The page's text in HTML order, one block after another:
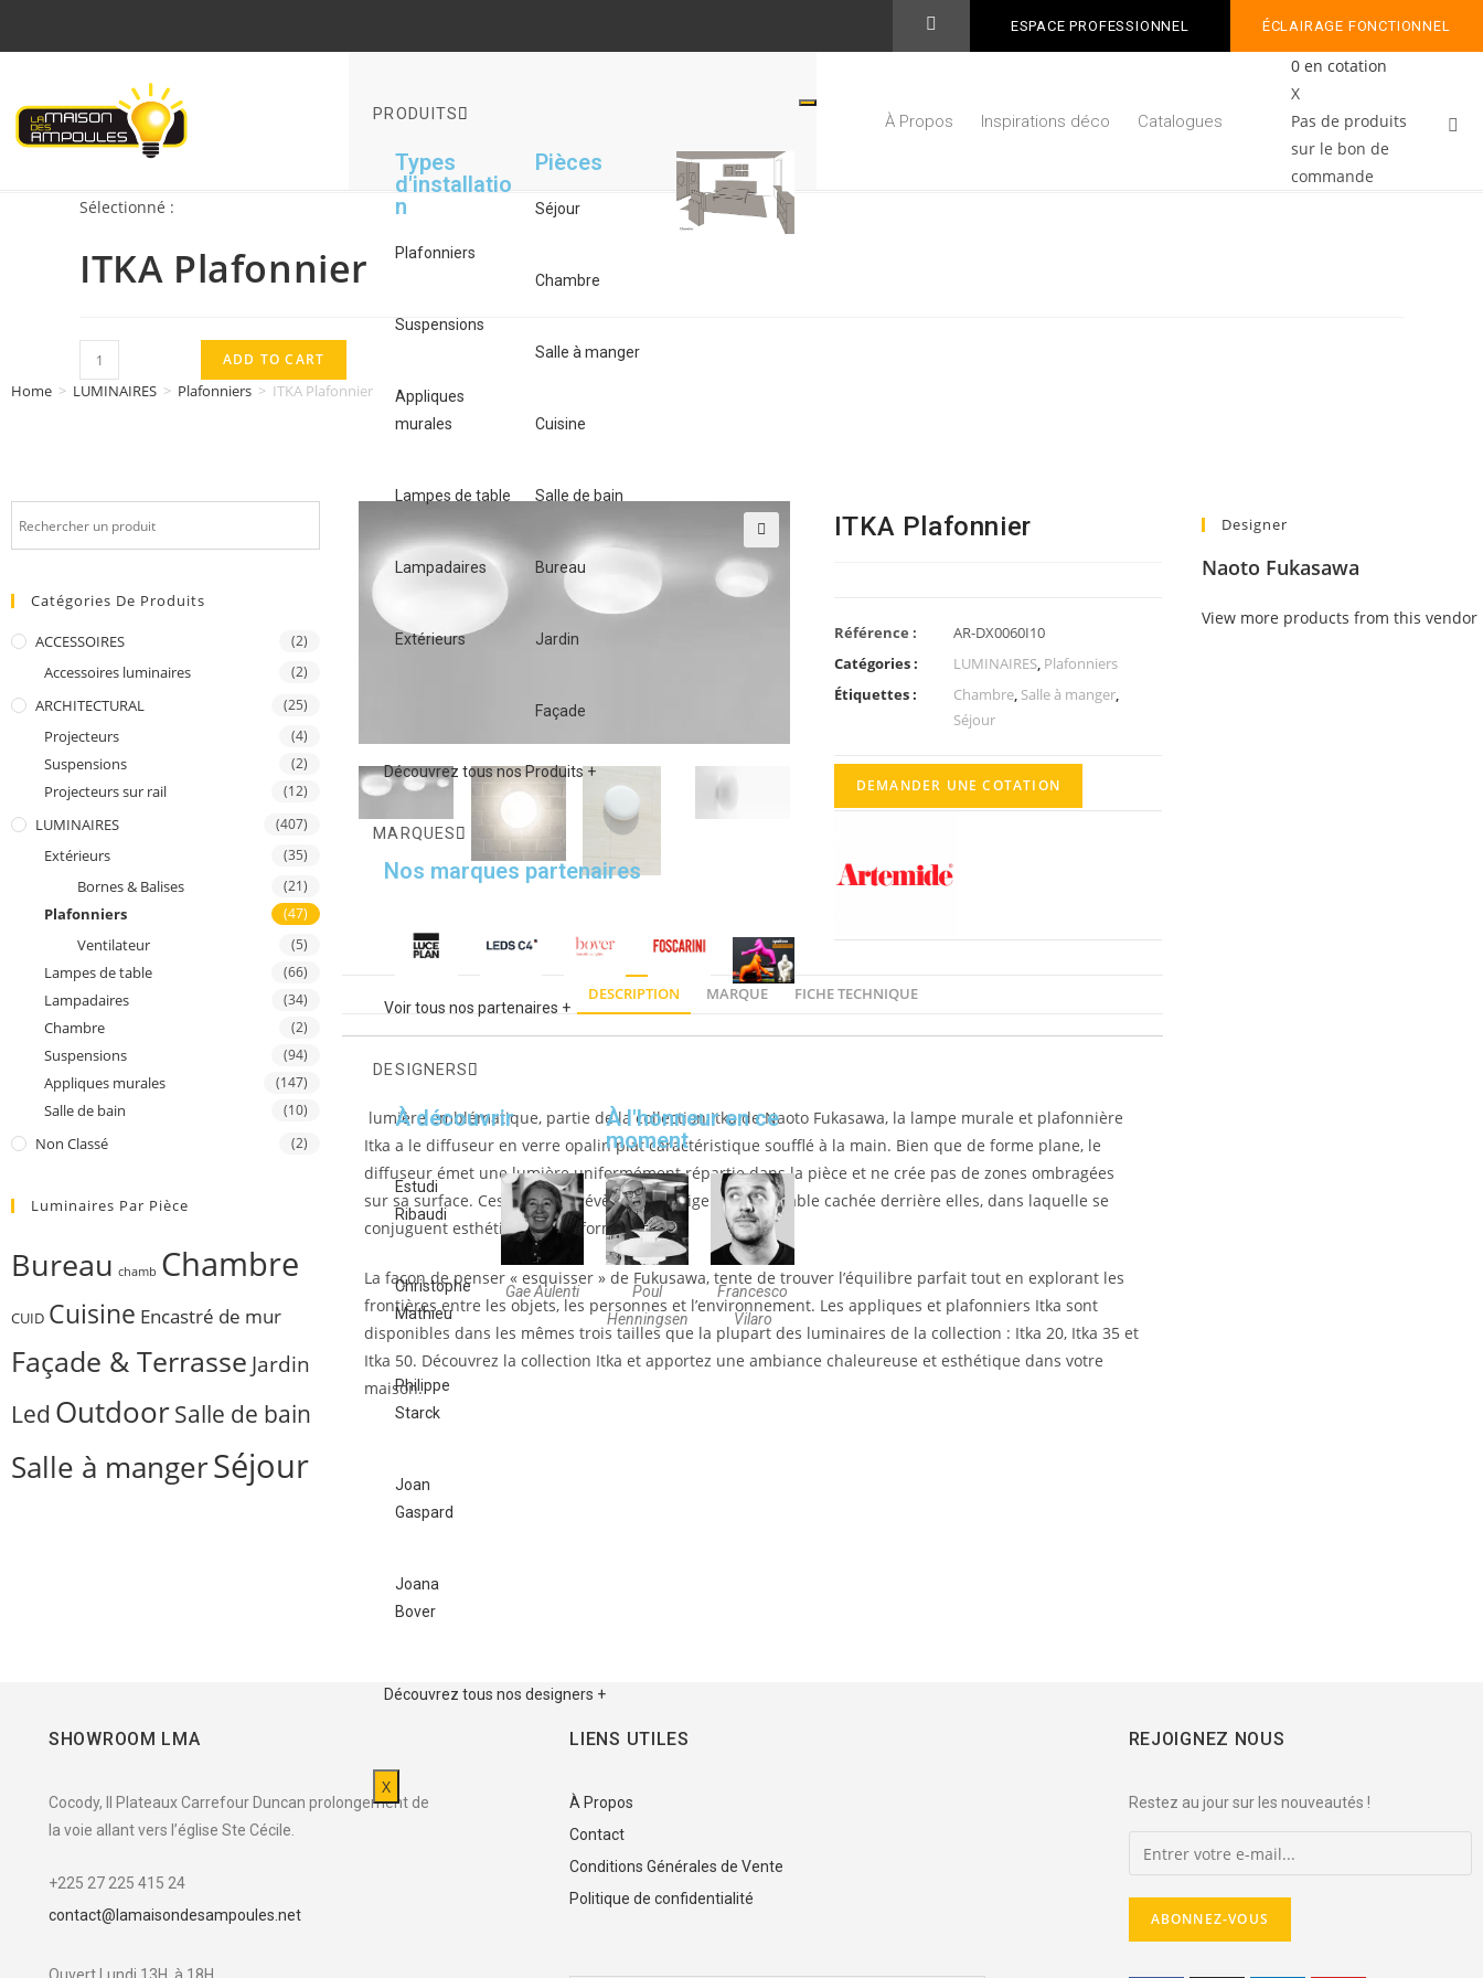
ESPACE PROFESSIONNEL ÉCLAIRAGE FONCTIONNEL
PRODUITS
Types
d'installatio
n
Plafonniers
Suspensions
Appliques
murales
Lampes de table
Lampadaires
Extérieurs
Pièces
Séjour
Chambre
Salle à manger
Cuisine
Salle de bain
Bureau
Jardin
Façade
Découvrez tous nos Produits +
MARQUES
Nos marques partenaires
Voir tous nos partenaires +
DESIGNERS
À découvrir
À l'honneur en ce
moment
Estudi
Ribaudi
Christophe
Mathieu
Philippe
Starck
Joan
Gaspard
Joana
Bover
Gae Aulenti
Poul
Henningsen
Francesco
Vilaro
Découvrez tous nos designers +
X
À Propos Inspirations déco Catalogues
0 en cotation
X
Pas de produits
sur le bon de
commande
Sélectionné :
ITKA Plafonnier
ADD TO CART
Home > LUMINAIRES > Plafonniers > ITKA Plafonnier
Catégories De Produits
ACCESSOIRES (2)
Accessoires luminaires (2)
ARCHITECTURAL (25)
Projecteurs (4)
Suspensions (2)
Projecteurs sur rail (12)
LUMINAIRES (407)
Extérieurs (35)
Bornes & Balises (21)
Plafonniers (47)
Ventilateur (5)
Lampes de table (66)
Lampadaires (34)
Chambre (2)
Suspensions (94)
Appliques murales (147)
Salle de bain (10)
Non Classé (2)
Luminaires Par Pièce
Bureau chamb Chambre
CUID Cuisine Encastré de mur
Façade & Terrasse Jardin
Led OutdoorSalle de bain
Salle à mangerSéjour
🔍
ITKA Plafonnier
Référence :
AR-DX0060I10
Catégories :
LUMINAIRES, Plafonniers
Étiquettes :
Chambre, Salle à manger,
Séjour
DEMANDER UNE COTATION
DESCRIPTION MARQUE FICHE TECHNIQUE
lumière emblématique, partie de la collection Itka de Naoto Fukasawa, la lampe murale et plafonnière
Itka a le diffuseur en verre opalin plat caractéristique soufflé à la main. Bien que de forme plane, le
diffuseur émet une lumière uniformément répartie dans la pièce et ne crée pas de zones ombragées
sur sa surface. Ces lumières révèlent l’intelligence indéniable cachée derrière elles, dans laquelle se
conjuguent esthétique et performance.
La façon de penser « esquisser » de Fukusawa, tente de trouver l’équilibre parfait tout en explorant les
frontières entre les objets, les personnes et l’environnement. Les appliques et plafonniers Itka sont
disponibles dans les mêmes trois tailles que la plupart des luminaires de la collection : Itka 20, Itka 35 et
Itka 50. Découvrez la collection Itka et apportez une ambiance chaleureuse et esthétique dans votre
maison.
Designer
Naoto Fukasawa
View more products from this vendor
SHOWROOM LMA
Cocody, II Plateaux Carrefour Duncan prolongement de
la voie allant vers l’église Ste Cécile.
+225 27 225 415 24
contact@lamaisondesampoules.net
LIENS UTILES
À Propos
Contact
Conditions Générales de Vente
Politique de confidentialité
REJOIGNEZ NOUS
Restez au jour sur les nouveautés !